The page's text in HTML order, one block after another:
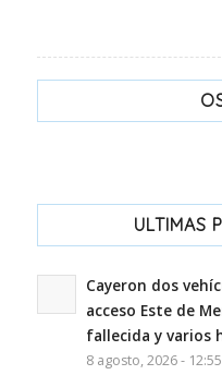
ULTIMAS
Cayeron dos
acceso Este de
fallecida y varios
8 agosto, 2026 -